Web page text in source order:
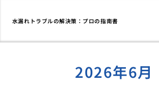
水漏れトラブルの解決策：プロの指南書
2026年6月